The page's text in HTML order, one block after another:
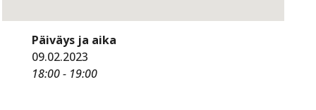
Päiväys ja aika
09.02.2023
18:00 - 19:00